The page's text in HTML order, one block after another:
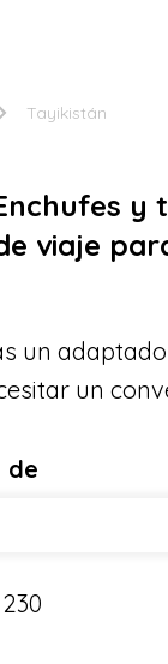
Tayikistán
y
viaje
un
un
de
230